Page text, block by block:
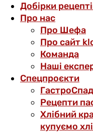
Добірки
Про нас
Про Шефа
Про сайт
Команда
Наші
Спецпроєкти
Рецепти
Хлібний
купуємо